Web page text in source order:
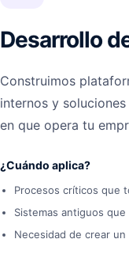
Desarrollo
Construimos
internos y
en que opera tu
¿Cuándo aplica?
Procesos críticos que
Sistemas antiguos
Necesidad de crear